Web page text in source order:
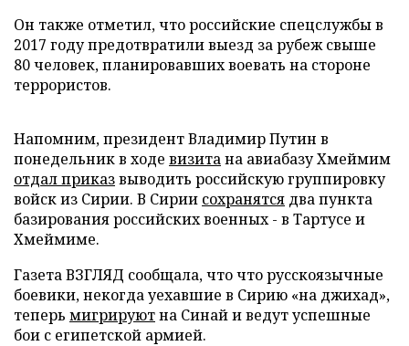
Он также отметил, что российские спецслужбы в
2017 году предотвратили выезд за рубеж свыше
80 человек, планировавших воевать на стороне
террористов.
Напомним, президент Владимир Путин в
понедельник в ходе визитана авиабазу Хмеймим
отдал приказвыводить российскую группировку
войск из Сирии. В Сирии сохранятся два пункта
базирования российских военных - в Тартусе и
Хмеймиме.
Газета ВЗГЛЯД сообщала, что что русскоязычные
боевики, некогда уехавшие в Сирию «на джихад»,
теперь мигрируютна Синай и ведут успешные
бои с египетской армией.